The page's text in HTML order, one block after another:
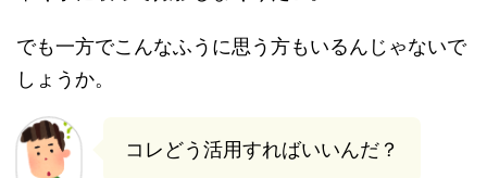
でも一方でこんなふうに思う方もいるんじゃないで
しょうか。
コレどう活用すればいいんだ？